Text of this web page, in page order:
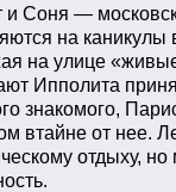
и Соня —
на
на улице
Ипполита
знакомого,
втайне от нее.
отдыху,